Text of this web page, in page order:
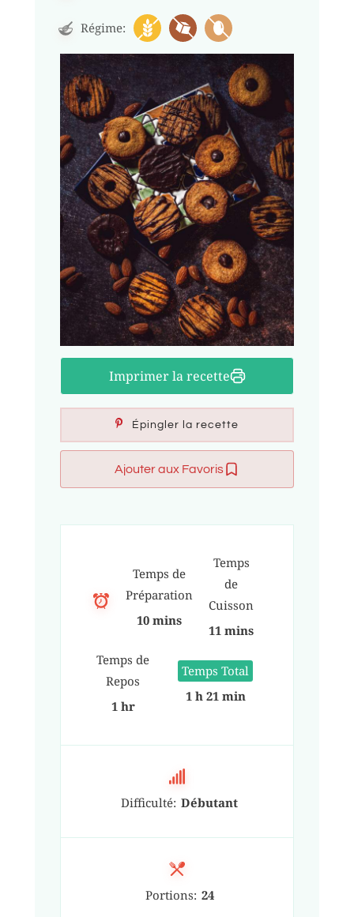
Régime:
Imprimer la recette
Épingler la recette
Ajouter aux Favoris
Temps de
Préparation
10 mins
Temps
de
Cuisson
11 mins
Temps de
Repos
1 hr
Temps Total
1 h 21 min
Difficulté: Débutant
Portions: 24